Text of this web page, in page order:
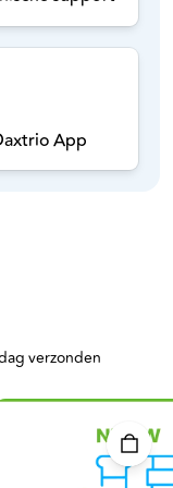
App
verzonden